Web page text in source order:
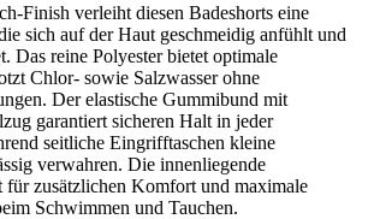
Finish verleiht diesen Badeshorts eine
sich auf der Haut geschmeidig anfühlt und
Das reine Polyester bietet optimale
Chlor- sowie Salzwasser ohne
Der elastische Gummibund mit
garantiert sicheren Halt in jeder
seitliche Eingrifftaschen kleine
verwahren. Die innenliegende
für zusätzlichen Komfort und maximale
Schwimmen und Tauchen.